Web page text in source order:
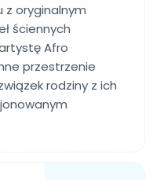
z oryginalnym
ściennych
Afro
przestrzenie
rodziny z ich